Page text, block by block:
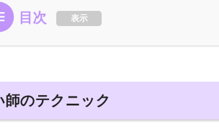
目次 表示
師のテクニック